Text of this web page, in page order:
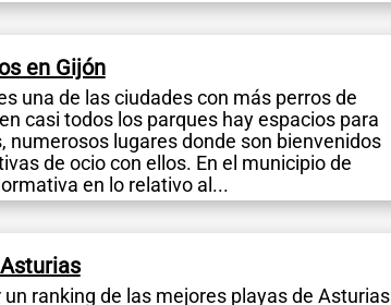
en Gijón
una de las ciudades con más perros de
casi todos los parques hay espacios para
numerosos lugares donde son bienvenidos
de ocio con ellos. En el municipio de
en lo relativo al...
ranking de las mejores playas de Asturias